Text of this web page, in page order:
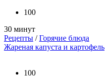
100
30 минут
Рецепты /Горячие блюда
Жареная капуста и картофель
100